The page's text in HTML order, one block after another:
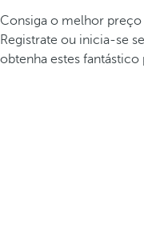
Consiga o melhor
Registrate ou inicia-se
obtenha estes